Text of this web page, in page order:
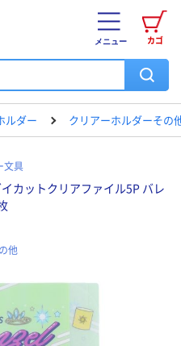
カゴ
メニュー
ルダー クリアーホルダーその
文具
イカットクリアファイル5P バレ
他